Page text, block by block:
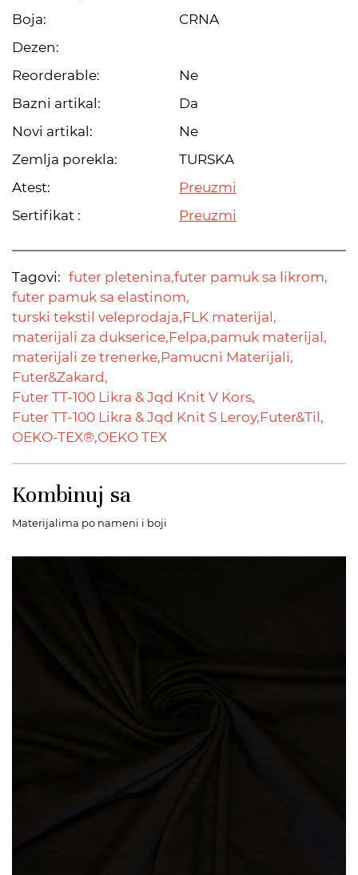
Boja:
CRNA
Dezen:
Reorderable:
Ne
Bazni artikal:
Da
Novi artikal:
Ne
Zemlja porekla:
TURSKA
Atest:
Preuzmi
Sertifikat :
Preuzmi
Tagovi: futer pletenina,futer pamuk sa likrom,
futer pamuk sa elastinom,
turski tekstil veleprodaja,FLK materijal,
materijali za dukserice,Felpa,pamuk materijal,
materijali ze trenerke,Pamucni Materijali,
Futer&Zakard,
Futer TT-100 Likra & Jqd Knit V Kors,
Futer TT-100 Likra & Jqd Knit S Leroy,Futer&Til,
OEKO-TEX®,OEKO TEX
Kombinuj sa
Materijalima po nameni i boji